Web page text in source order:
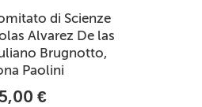
di Scienze
Alvarez De las
Brugnotto,
Paolini
€